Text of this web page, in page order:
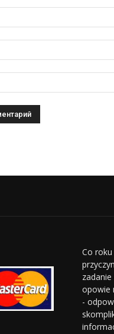
Co
opowie
-